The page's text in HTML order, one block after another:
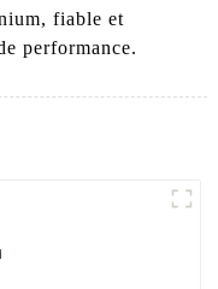
fiable et
performance.